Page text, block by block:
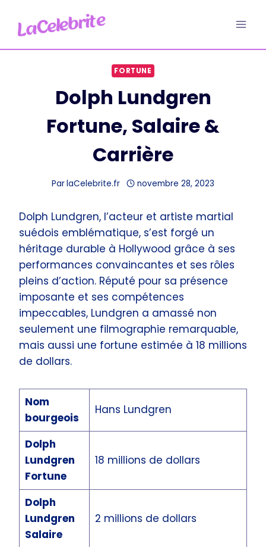
contenu
FORTUNE
Dolph Lundgren
Fortune, Salaire &
Carrière
ParlaCelebrite.fr novembre 28, 2023
Dolph Lundgren, l’acteur et artiste martial
suédois emblématique, s’est forgé un
héritage durable à Hollywood grâce à ses
performances convaincantes et ses rôles
pleins d’action. Réputé pour sa présence
imposante et ses compétences
impeccables, Lundgren a amassé non
seulement une filmographie remarquable,
mais aussi une fortune estimée à 18 millions
de dollars.
Nom
bourgeois
Hans Lundgren
Dolph
Lundgren
Fortune
18 millions de dollars
Dolph
Lundgren
Salaire
2 millions de dollars